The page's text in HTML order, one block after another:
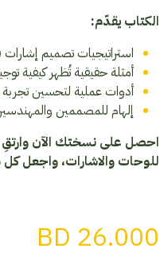
الكتاب يقدّم:
استراتيجيات تصميم إشارات
أمثلة حقيقية تُظهر كيفية
أدوات عملية لتحسين تجربة
إلهام للمصممين
احصل على نسختك الآن
للوحات والاشارات، واجعل
26.000